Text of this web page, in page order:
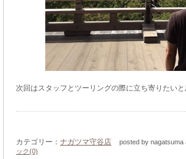
次回はスタッフとツーリングの際に立ち寄りたいと
カテゴリー： ナガツマ守谷店 posted by nagatsuma
ック(0)